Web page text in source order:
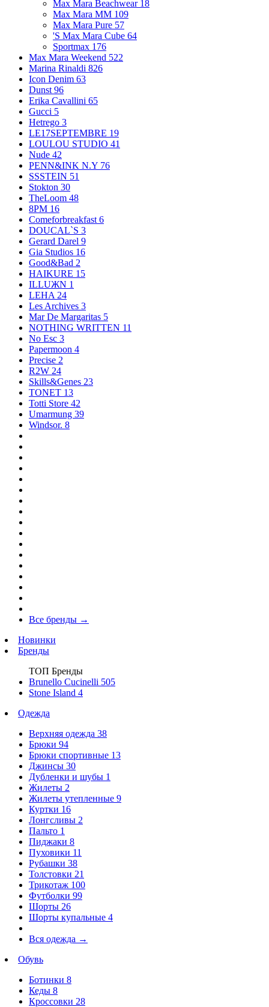
Max Mara Beachwear 18
Max Mara MM 109
Max Mara Pure 57
'S Max Mara Cube 64
Sportmax 176
Max Mara Weekend 522
Marina Rinaldi 826
Icon Denim 63
Dunst 96
Erika Cavallini 65
Gucci 5
Hetrego 3
LE17SEPTEMBRE 19
LOULOU STUDIO 41
Nude 42
PENN&INK N.Y 76
SSSTEIN 51
Stokton 30
TheLoom 48
8PM 16
Comeforbreakfast 6
DOUCAL`S 3
Gerard Darel 9
Gia Studios 16
Good&Bad 2
HAIKURE 15
ILLUЖN 1
LEHA 24
Les Archives 3
Mar De Margaritas 5
NOTHING WRITTEN 11
No Esc 3
Papermoon 4
Precise 2
R2W 24
Skills&Genes 23
TONET 13
Totti Store 42
Umarmung 39
Windsor. 8
Все бренды →
Новинки
Бренды
ТОП Бренды
Brunello Cucinelli 505
Stone Island 4
Одежда
Верхняя одежда 38
Брюки 94
Брюки спортивные 13
Джинсы 30
Дубленки и шубы 1
Жилеты 2
Жилеты утепленные 9
Куртки 16
Лонгсливы 2
Пальто 1
Пиджаки 8
Пуховики 11
Рубашки 38
Толстовки 21
Трикотаж 100
Футболки 99
Шорты 26
Шорты купальные 4
Вся одежда →
Обувь
Ботинки 8
Кеды 8
Кроссовки 28